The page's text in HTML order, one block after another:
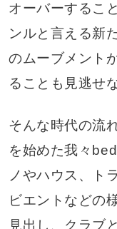
オーバーするこ
ンルと言える新
のムーブメント
ることも見逃せ
そんな時代の流
を始めた我々
ノやハウス、ト
ビエントなどの
見出し、クラブ